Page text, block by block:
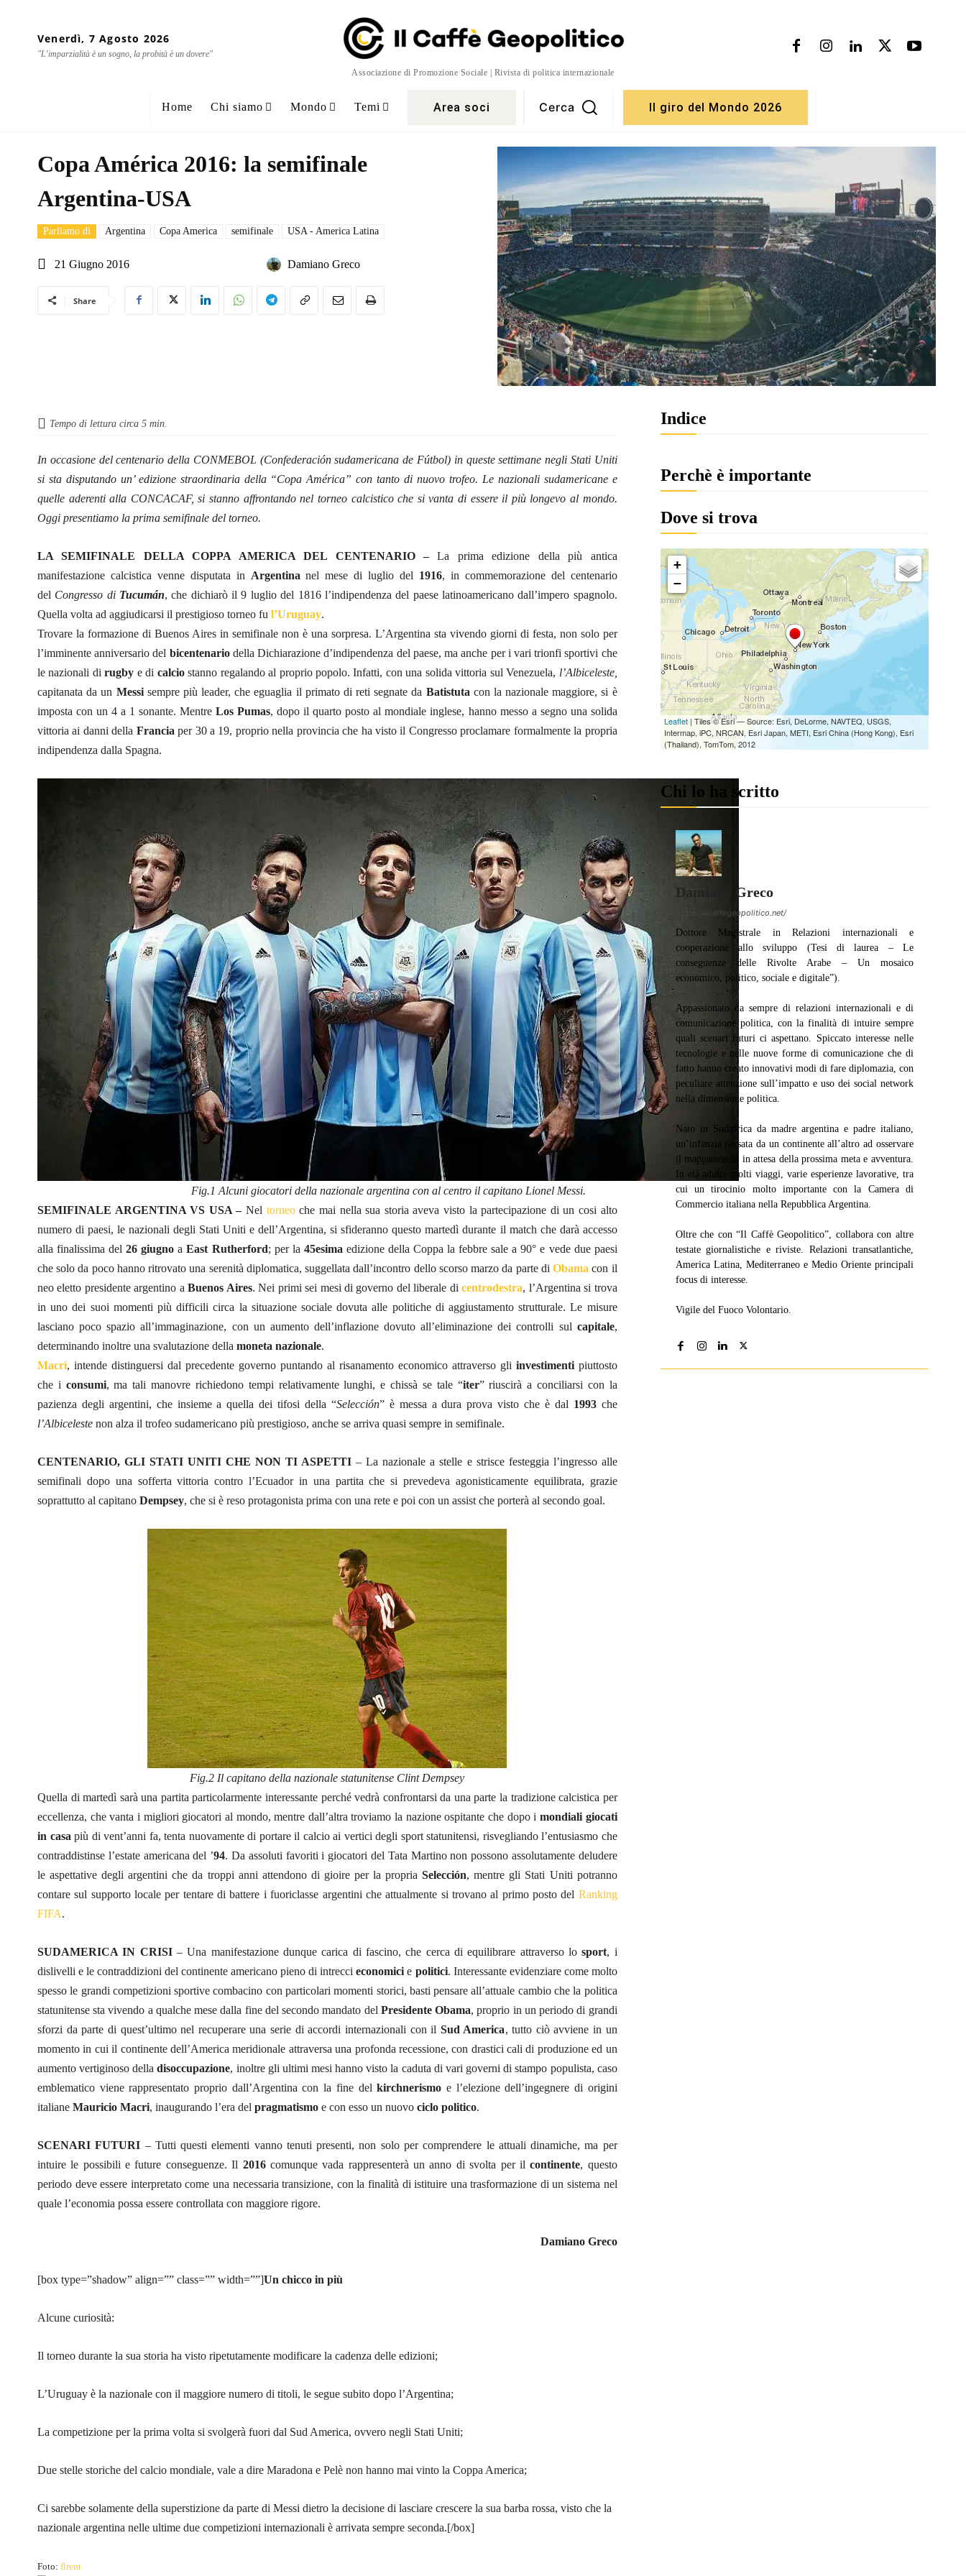
Venerdì, 7 Agosto 2026
"L'imparzialità è un sogno, la probità è un dovere"
Associazione di Promozione Sociale | Rivista di politica internazionale
Home Chi siamo Mondo Temi Area soci Cerca Il giro del Mondo 2026
Copa América 2016: la semifinale
Argentina-USA
Parliamo di Argentina Copa America semifinale USA - America Latina
21 Giugno 2016 Damiano Greco
Share
Tempo di lettura circa 5 min.
In occasione del centenario della CONMEBOL (Confederación sudamericana de Fútbol) in queste settimane negli Stati Uniti
si sta disputando un’ edizione straordinaria della “Copa América” con tanto di nuovo trofeo. Le nazionali sudamericane e
quelle aderenti alla CONCACAF, si stanno affrontando nel torneo calcistico che si vanta di essere il più longevo al mondo.
Oggi presentiamo la prima semifinale del torneo.
LA SEMIFINALE DELLA COPPA AMERICA DEL CENTENARIO –La prima edizione della più antica
manifestazione calcistica venne disputata in Argentina nel mese di luglio del 1916, in commemorazione del centenario
del Congresso di Tucumán, che dichiarò il 9 luglio del 1816 l’indipendenza del paese latinoamericano dall’impero spagnolo.
Quella volta ad aggiudicarsi il prestigioso torneo fu l’Uruguay.
Trovare la formazione di Buenos Aires in semifinale non è una sorpresa. L’Argentina sta vivendo giorni di festa, non solo per
l’imminente anniversario del bicentenariodella Dichiarazione d’indipendenza del paese, ma anche per i vari trionfi sportivi che
le nazionali dirugby e di calciostanno regalando al proprio popolo. Infatti, con una solida vittoria sul Venezuela, l’Albiceleste,
capitanata da un Messisempre più leader, che eguaglia il primato di reti segnate da Batistuta con la nazionale maggiore, si è
imposta con un 4 a 1 sonante. MentreLos Pumas, dopo il quarto posto al mondiale inglese, hanno messo a segno una solida
vittoria ai danni della Francia per 30 a 19, proprio nella provincia che ha visto il Congresso proclamare formalmente la propria
indipendenza dalla Spagna.
Fig.1 Alcuni giocatori della nazionale argentina con al centro il capitano Lionel Messi.
SEMIFINALE ARGENTINA VS USA –Nel torneoche mai nella sua storia aveva visto la partecipazione di un cosi alto
numero di paesi, le nazionali degli Stati Uniti e dell’Argentina, si sfideranno questo martedì durante il match che darà accesso
alla finalissima del26 giugno aEast Rutherford; per la 45esima edizione della Coppa la febbre sale a 90° e vede due paesi
che solo da poco hanno ritrovato una serenità diplomatica, suggellata dall’incontro dello scorso marzo da parte diObama con il
neo eletto presidente argentino aBuenos Aires. Nei primi sei mesi di governo del liberale dicentrodestra, l’Argentina si trova
in uno dei suoi momenti più difficili circa la situazione sociale dovuta alle politiche di aggiustamento strutturale. Le misure
lasciano poco spazio all’immaginazione, con un aumento dell’inflazione dovuto all’eliminazione dei controlli sul capitale,
determinando inoltre una svalutazione della moneta nazionale.
Macri, intende distinguersi dal precedente governo puntando al risanamento economico attraverso gli investimentipiuttosto
che i consumi, ma tali manovre richiedono tempi relativamente lunghi, e chissà se tale “iter” riuscirà a conciliarsi con la
pazienza degli argentini, che insieme a quella dei tifosi della “Selección” è messa a dura prova visto che è dal 1993che
l’Albiceleste non alza il trofeo sudamericano più prestigioso, anche se arriva quasi sempre in semifinale.
CENTENARIO, GLI STATI UNITI CHE NON TI ASPETTI – La nazionale a stelle e strisce festeggia l’ingresso alle
semifinali dopo una sofferta vittoria contro l’Ecuador in una partita che si prevedeva agonisticamente equilibrata, grazie
soprattutto al capitano Dempsey, che si è reso protagonista prima con una rete e poi con un assist che porterà al secondo goal.
Fig.2 Il capitano della nazionale statunitense Clint Dempsey
Quella di martedì sarà una partita particolarmente interessante perché vedrà confrontarsi da una parte la tradizione calcistica per
eccellenza, che vanta i migliori giocatori al mondo, mentre dall’altra troviamo la nazione ospitante che dopo imondiali giocati
in casa più di vent’anni fa, tenta nuovamente di portare il calcio ai vertici degli sport statunitensi, risvegliando l’entusiasmo che
contraddistinse l’estate americana del ’94. Da assoluti favoriti i giocatori del Tata Martino non possono assolutamente deludere
le aspettative degli argentini che da troppi anni attendono di gioire per la propriaSelección, mentre gli Stati Uniti potranno
contare sul supporto locale per tentare di battere i fuoriclasse argentini che attualmente si trovano al primo posto del Ranking
FIFA.
SUDAMERICA IN CRISI– Una manifestazione dunque carica di fascino, che cerca di equilibrare attraverso losport, i
dislivelli e le contraddizioni del continente americano pieno di intreccieconomici e politici. Interessante evidenziare come molto
spesso le grandi competizioni sportive combacino con particolari momenti storici, basti pensare all’attuale cambio che la politica
statunitense sta vivendo a qualche mese dalla fine del secondo mandato del Presidente Obama, proprio in un periodo di grandi
sforzi da parte di quest’ultimo nel recuperare una serie di accordi internazionali con il Sud America, tutto ciò avviene in un
momento in cui il continente dell’America meridionale attraversa una profonda recessione, con drastici cali di produzione ed un
aumento vertiginoso delladisoccupazione, inoltre gli ultimi mesi hanno visto la caduta di vari governi di stampo populista, caso
emblematico viene rappresentato proprio dall’Argentina con la fine delkirchnerismo e l’elezione dell’ingegnere di origini
italiane Mauricio Macri, inaugurando l’era del pragmatismo e con esso un nuovo ciclo politico.
SCENARI FUTURI – Tutti questi elementi vanno tenuti presenti, non solo per comprendere le attuali dinamiche, ma per
intuire le possibili e future conseguenze. Il 2016comunque vada rappresenterà un anno di svolta per ilcontinente, questo
periodo deve essere interpretato come una necessaria transizione, con la finalità di istituire una trasformazione di un sistema nel
quale l’economia possa essere controllata con maggiore rigore.
Damiano Greco
[box type=”shadow” align=”” class=”” width=””]Un chicco in più
Alcune curiosità:
Il torneo durante la sua storia ha visto ripetutamente modificare la cadenza delle edizioni;
L’Uruguay è la nazionale con il maggiore numero di titoli, le segue subito dopo l’Argentina;
La competizione per la prima volta si svolgerà fuori dal Sud America, ovvero negli Stati Uniti;
Due stelle storiche del calcio mondiale, vale a dire Maradona e Pelè non hanno mai vinto la Coppa America;
Ci sarebbe solamente della superstizione da parte di Messi dietro la decisione di lasciare crescere la sua barba rossa, visto che la
nazionale argentina nelle ultime due competizioni internazionali è arrivata sempre seconda.[/box]
Foto: flrent
Indice
Perchè è importante
Dove si trova
Chi lo ha scritto
Damiano Greco
https://ilcaffegeopolitico.net/
Dottore Magistrale in Relazioni internazionali e
cooperazione allo sviluppo (Tesi di laurea – Le
conseguenze delle Rivolte Arabe – Un mosaico
economico, politico, sociale e digitale”).
Appassionato da sempre di relazioni internazionali e di
comunicazione politica, con la finalità di intuire sempre
quali scenari futuri ci aspettano. Spiccato interesse nelle
tecnologie e nelle nuove forme di comunicazione che di
fatto hanno creato innovativi modi di fare diplomazia, con
peculiare attenzione sull’impatto e uso dei social network
nella dimensione politica.
Nato in Sudafrica da madre argentina e padre italiano,
un’infanzia passata da un continente all’altro ad osservare
il mappamondo in attesa della prossima meta e avventura.
In età adulta molti viaggi, varie esperienze lavorative, tra
cui un tirocinio molto importante con la Camera di
Commercio italiana nella Repubblica Argentina.
Oltre che con “Il Caffè Geopolitico”, collabora con altre
testate giornalistiche e riviste. Relazioni transatlantiche,
America Latina, Mediterraneo e Medio Oriente principali
focus di interesse.
Vigile del Fuoco Volontario.